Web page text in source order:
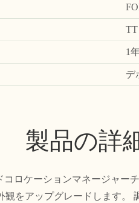
1
デ
製品の詳
ロケーションマネージャー
観をアップグレードします